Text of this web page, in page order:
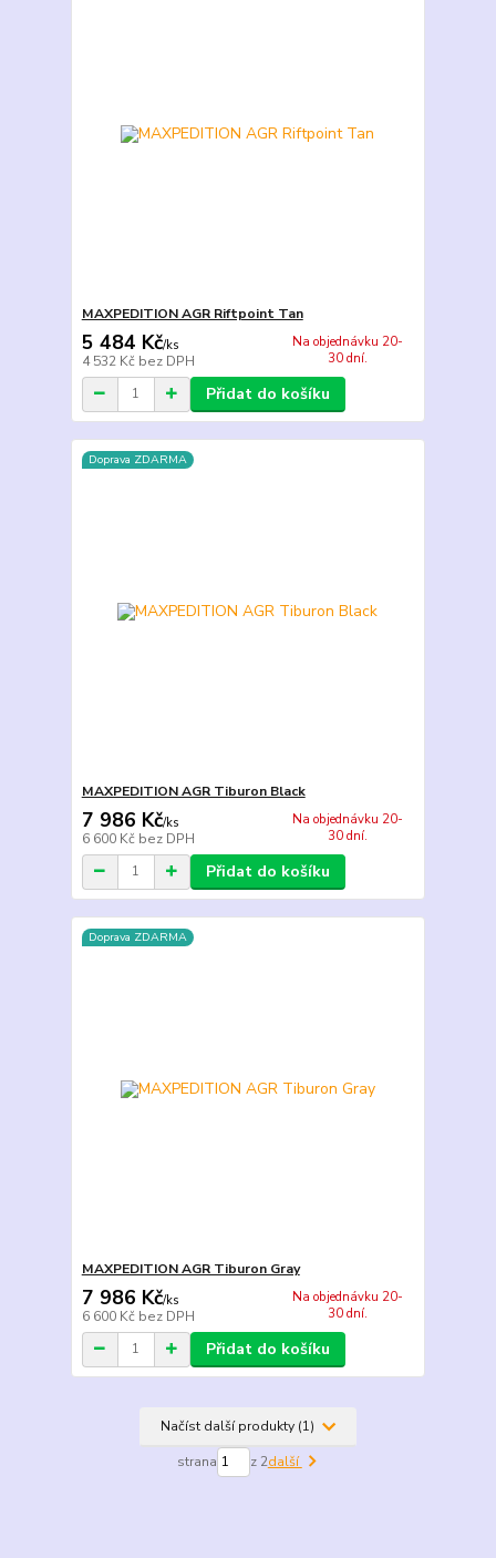
MAXPEDITION AGR Riftpoint Tan
5 484 Kč/ks
4 532 Kč bez DPH
Na objednávku 20-
30 dní.
Přidat do košíku
Doprava ZDARMA
MAXPEDITION AGR Tiburon Black
7 986 Kč/ks
6 600 Kč bez DPH
Na objednávku 20-
30 dní.
Přidat do košíku
Doprava ZDARMA
MAXPEDITION AGR Tiburon Gray
7 986 Kč/ks
6 600 Kč bez DPH
Na objednávku 20-
30 dní.
Přidat do košíku
Načíst další produkty (1)
strana z 2další